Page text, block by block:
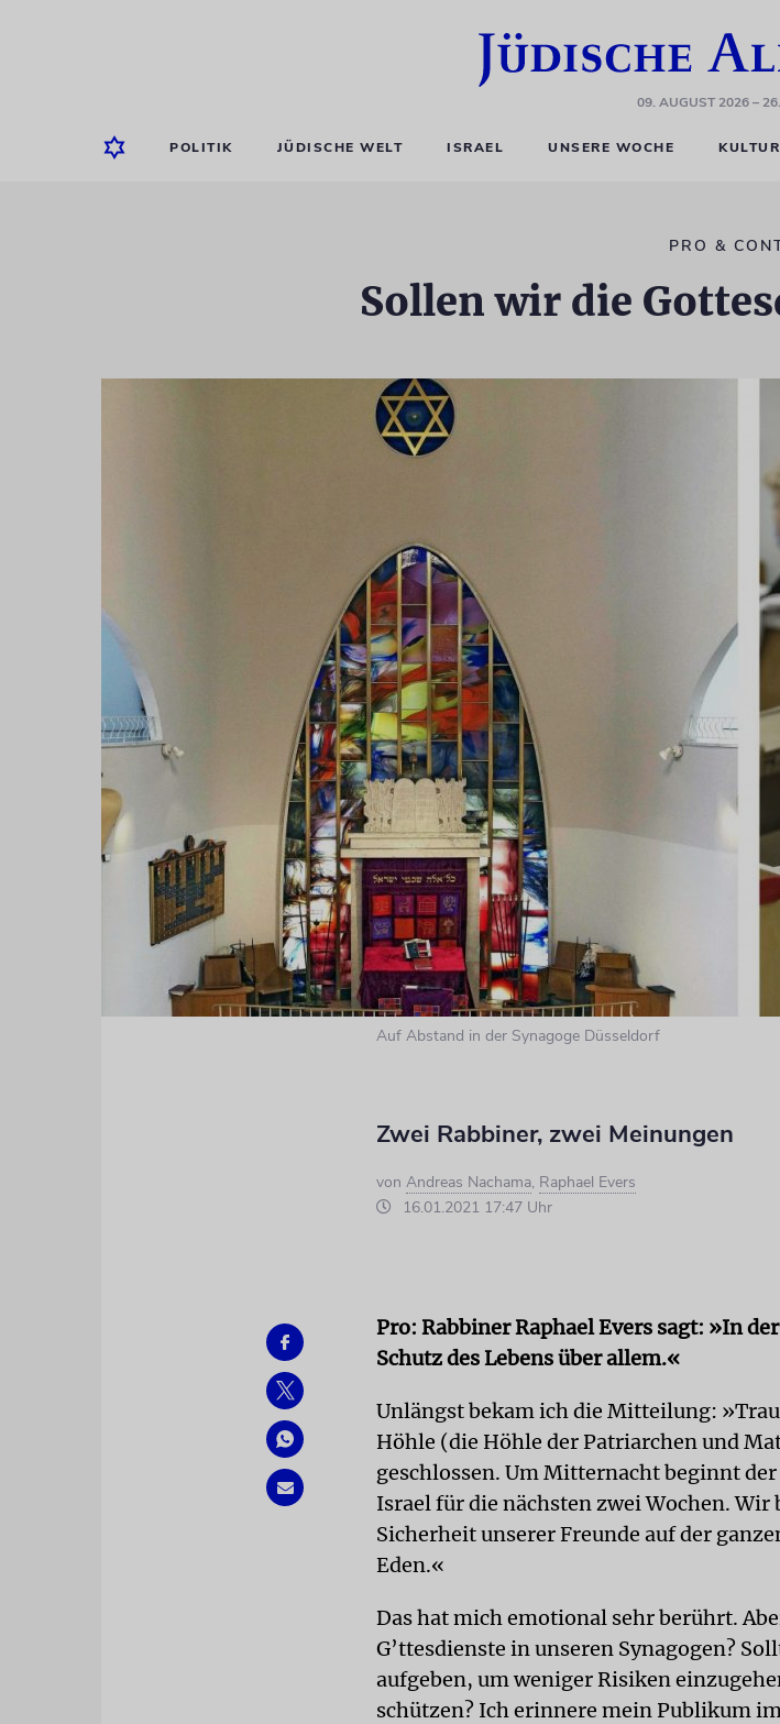
09. AUGUST 2026–
POLITIK JÜDISCHE WELT ISRAEL UNSERE WOCHE KULTUR
PRO &
Sollen wir die
Auf Abstand in der Synagoge Düsseldorf
Zwei Rabbiner, zwei Meinungen
von Andreas Nachama, Raphael Evers
16.01.2021 17:47 Uhr
Pro: Rabbiner Raphael Evers sagt: »In
Schutz des Lebens über allem.«
Unlängst bekam ich die Mitteilung:
Höhle (die Höhle der Patriarchen und
geschlossen. Um Mitternacht beginnt
Israel für die nächsten zwei Wochen.
Sicherheit unserer Freunde auf der
Eden.«
Das hat mich emotional sehr berührt.
G’ttesdienste in unseren Synagogen?
aufgeben, um weniger Risiken
schützen? Ich erinnere mein Publikum